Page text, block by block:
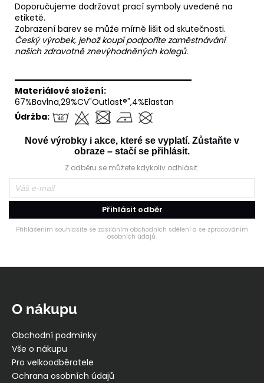
Doporučujeme dodržovat prací symboly uvedené na
etiketě.
Zobrazení barev se může mírně lišit od skutečnosti.
Český výrobek, jehož koupí podpoříte zaměstnávání
našich zdravotně znevýhodněných kolegů.
══════════════════════════════
Materiálové složení:
67%Bavlna,29%CV"Outlast®",4%Elastan
Údržba:
Nové výrobky i akce, které se vyplatí. Zůstaňte v
obraze – stačí se přihlásit.
Z odběru se můžete kdykoliv odhlásit.
Přihlásit odběr
Přihlášením souhlasíte se zasíláním obchodních sdělení a se zpracováním
osobních údajů.
O nákupu
Obchodní podmínky
Vše o nákupu
Pro velkoodběratele
Ochrana osobních údajů